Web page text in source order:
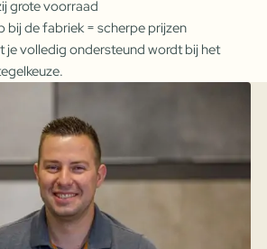
grote voorraad
bij de fabriek = scherpe prijzen
je volledig ondersteund wordt bij het